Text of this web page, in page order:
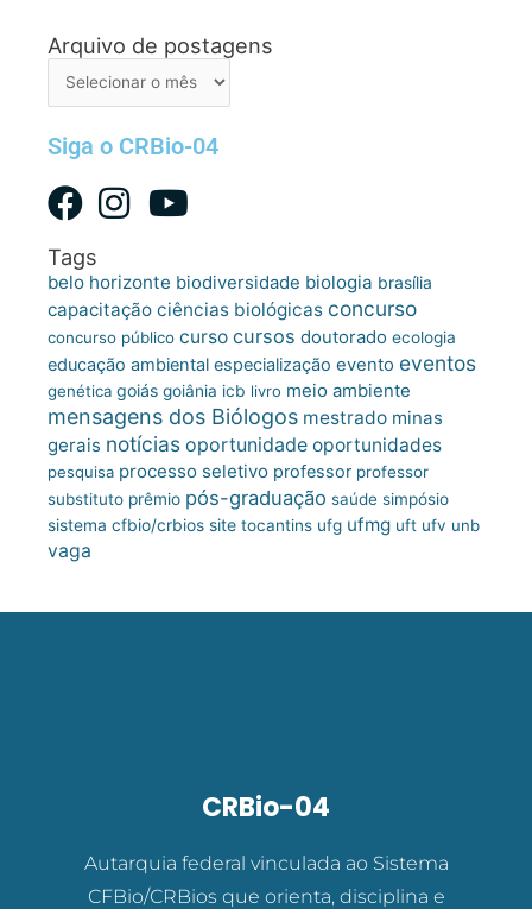
Arquivo de postagens
Arquivo
Siga o CRBio-04
Tags
belo horizonte biodiversidade biologia brasília
capacitação ciências biológicas concurso
concurso público curso cursos doutorado ecologia
educação ambiental especialização evento eventos
genética goiás goiânia icb livro meio ambiente
mensagens dos Biólogos mestrado minas
gerais notícias oportunidade oportunidades
pesquisa processo seletivo professor professor
substituto prêmio pós-graduação saúde simpósio
sistema cfbio/crbios site tocantins ufg ufmg uft ufv unb
vaga
CRBio-04
Autarquia federal vinculada ao Sistema
CFBio/CRBios que orienta, disciplina e